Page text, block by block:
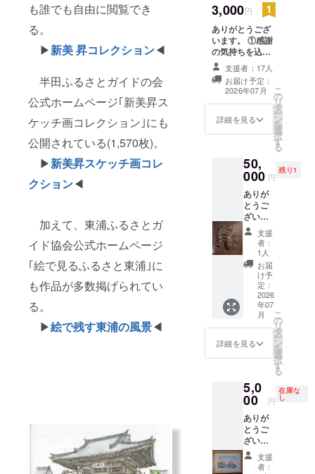
も誰でも自由に閲覧でき
る。
▶新美 昇コレクション◀
半田ふるさとガイドの会
公式ホームページ｢新美昇ス
ケッチ画コレクション｣にも
公開されている(1,570枚)。
▶新美昇スケッチ画コレ
クション◀
加えて、東浦ふるさとガ
イド協会公式ホームページ
｢絵で見るふるさと東浦｣に
も作品が多数掲げられてい
る。
▶絵で残す東浦の風景◀
に｢掲載を希望さ
れるお名前｣を必
ずご記入くださ
い。お願いいた
します。
3,000円
ありがとうござ
います。 ①感謝
の気持ちを込め
て「お礼のメッ
セージ」をお手
紙でお送りしま
す。 ②新美 昇ス
ケッチ画「地域
おこしかるた 半
いたします。 ③
支援者様のお名
ストカードを同
封送付いたしま
す。 ご支援
時、備考欄に｢掲
載を希望される
お名前｣を必ずご
記入ください。
お願いいたしま
支援者：17人
お届け予定：
2026年07月
詳細を見る
こ
の
リ
タ
ー
ン
を
選
択
す
る
50,
000 円
残り1
ありが
とうご
ざいま
す。 ①
感謝の
気持ち
を込め
て「お
礼の
メッ
セー
ジ」を
お手紙
でお送
りしま
す。
美 昇ス
ケッチ
画「地
域おこ
しかる
た 半
田」を2
部、
支援
者：
1人
お届
け予
定：
2026
年07
月
詳細を見る
こ
の
リ
タ
ー
ン
を
選
択
す
る
5,0
00 円
在庫な
し
ありが
とうご
ざいま
す。 ①
感謝の
支援
者：